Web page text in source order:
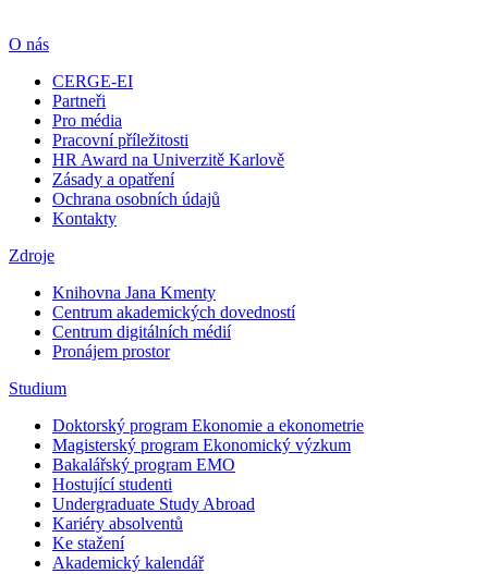
O nás
CERGE-EI
Partneři
Pro média
Pracovní příležitosti
HR Award na Univerzitě Karlově
Zásady a opatření
Ochrana osobních údajů
Kontakty
Zdroje
Knihovna Jana Kmenty
Centrum akademických dovedností
Centrum digitálních médií
Pronájem prostor
Studium
Doktorský program Ekonomie a ekonometrie
Magisterský program Ekonomický výzkum
Bakalářský program EMO
Hostující studenti
Undergraduate Study Abroad
Kariéry absolventů
Ke stažení
Akademický kalendář